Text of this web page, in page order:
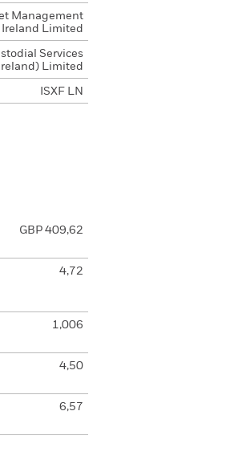
Management
Ireland Limited
Services
Limited
ISXF LN
GBP 409,62
4,72
1,006
4,50
6,57